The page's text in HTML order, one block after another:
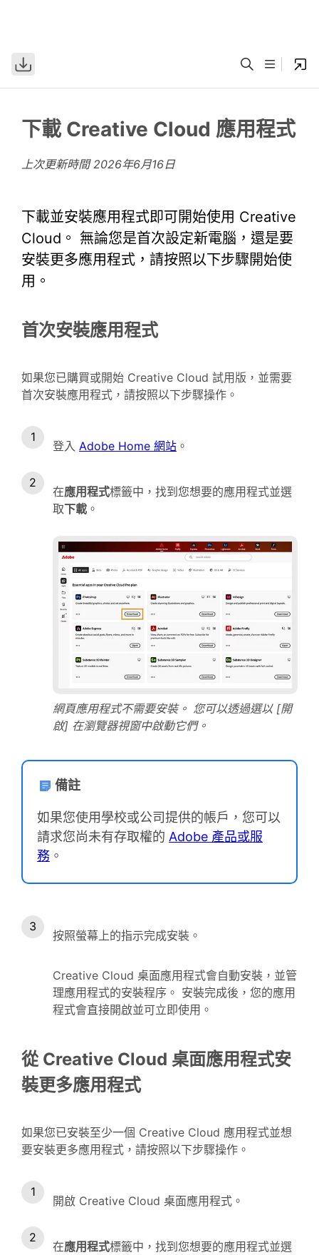
下載 Creative Cloud 應用程式
上次更新時間2026年6月16日
下載並安裝應用程式即可開始使用 Creative
Cloud。 無論您是首次設定新電腦，還是要
安裝更多應用程式，請按照以下步驟開始使
用。
首次安裝應用程式
如果您已購買或開始 Creative Cloud 試用版，並需要
首次安裝應用程式，請按照以下步驟操作。
登入 Adobe Home 網站 。
在應用程式標籤中，找到您想要的應用程式並選
取下載 。
網頁應用程式不需要安裝。 您可以透過選以 [開
啟] 在瀏覽器視窗中啟動它們。
備註
如果您使用學校或公司提供的帳戶，您可以
請求您尚未有存取權的 Adobe 產品或服
務 。
按照螢幕上的指示完成安裝。
Creative Cloud 桌面應用程式會自動安裝，並管
理應用程式的安裝程序。 安裝完成後，您的應用
程式會直接開啟並可立即使用。
從 Creative Cloud 桌面應用程式安
裝更多應用程式
如果您已安裝至少一個 Creative Cloud 應用程式並想
要安裝更多應用程式，請按照以下步驟操作。
開啟 Creative Cloud 桌面應用程式。
在應用程式標籤中，找到您想要的應用程式並選